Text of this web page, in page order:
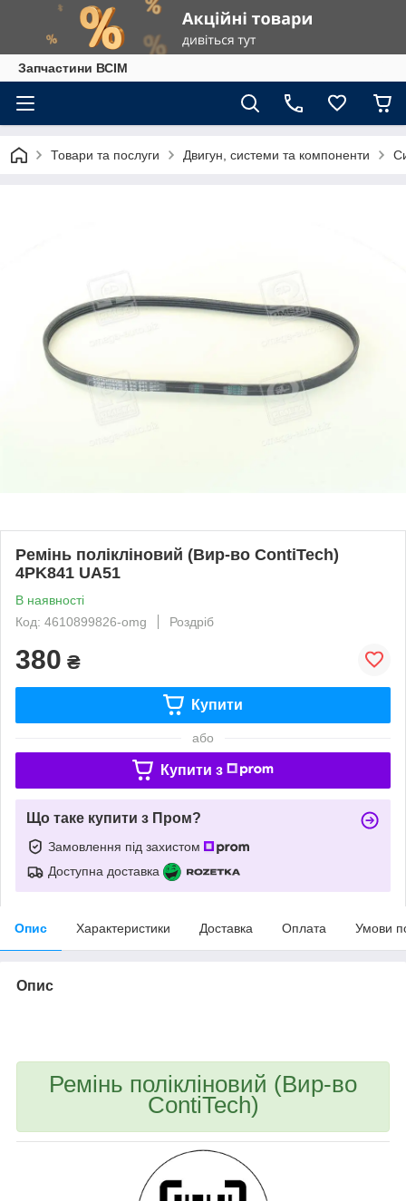
Запчастини ВСІМ
Товари та послуги Двигун, системи та компоненти
Ремінь полікліновий (Вир-во ContiTech)
4PK841 UA51
В наявності
Код: 4610899826-omg
Роздріб
380 ₴
Купити
або
Купити з
Що таке купити з Пром?
Замовлення під захистом
Доступна доставка
Опис Характеристики Доставка Оплата Умови
Опис
Ремінь полікліновий (Вир-во
ContiTech)